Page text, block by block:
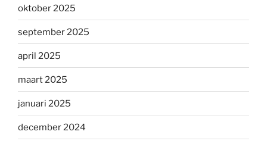
oktober 2025
september 2025
april 2025
maart 2025
januari 2025
december 2024